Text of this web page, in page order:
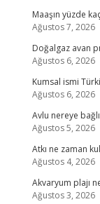
Maaşın yüzde
Ağustos 7, 2026
Doğalgaz avan
Ağustos 6, 2026
Kumsal ismi
Ağustos 6, 2026
Avlu nereye
Ağustos 5, 2026
Atkı ne zaman
Ağustos 4, 2026
Akvaryum plajı
Ağustos 3, 2026